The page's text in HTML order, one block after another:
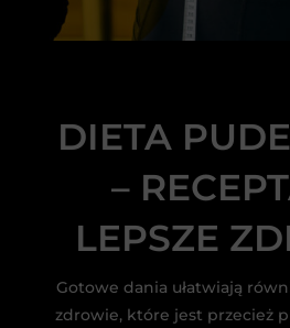
DIETA
–
LEPSZE
Gotowe dania ułatwiają
zdrowie, które jest przecież